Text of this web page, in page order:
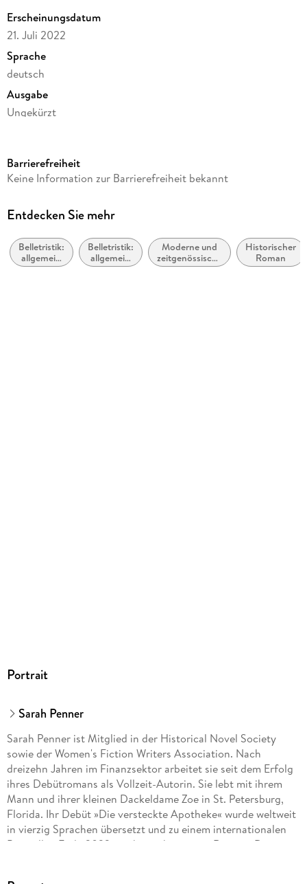
Erscheinungsdatum
21. Juli 2022
Sprache
deutsch
Ausgabe
Ungekürzt
Laufzeit
Autor/Autorin
Übersetzung
Julia Walther
Barrierefreiheit
Keine Information zur Barrierefreiheit bekannt
Entdecken Sie mehr
Belletristik:
allgemein
und
Belletristik:
allgemein
und
Moderne und
zeitgenössische
Belletristik:
Historischer
Roman
Portrait
Sarah Penner
Sarah Penner ist Mitglied in der Historical Novel Society
sowie der Women's Fiction Writers Association. Nach
dreizehn Jahren im Finanzsektor arbeitet sie seit dem Erfolg
ihres Debütromans als Vollzeit-Autorin. Sie lebt mit ihrem
Mann und ihrer kleinen Dackeldame Zoe in St. Petersburg,
Florida. Ihr Debüt »Die versteckte Apotheke« wurde weltweit
in vierzig Sprachen übersetzt und zu einem internationalen
Bestseller. Ende 2023 erscheint ihr zweiter Roman »Die